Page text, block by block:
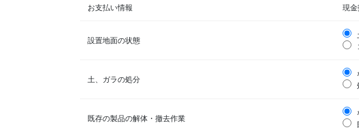
お支払い情報 現
設置地面の状態
土、ガラの処分
既存の製品の解体・撤去作業